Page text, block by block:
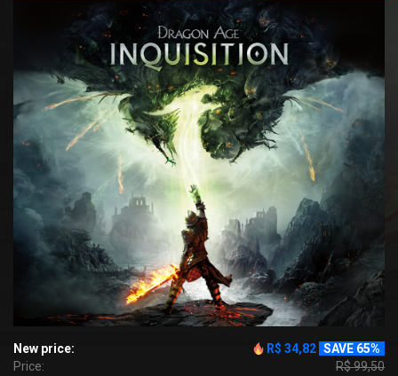
New price: R$ 34,82 SAVE 65%
Price:
R$ 99,50